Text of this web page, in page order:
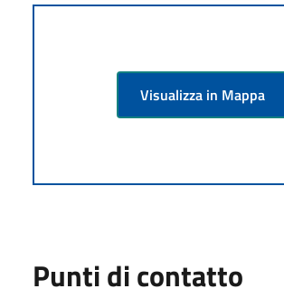
Visualizza in Mappa
Punti di contatto